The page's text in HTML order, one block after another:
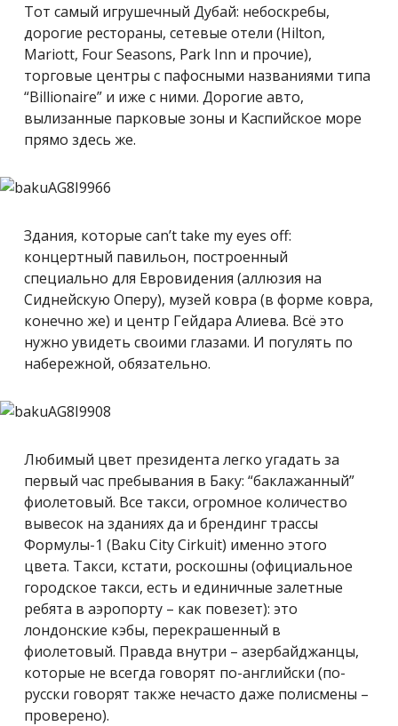
Тот самый игрушечный Дубай: небоскребы,
дорогие рестораны, сетевые отели (Hilton,
Mariott, Four Seasons, Park Inn и прочие),
торговые центры с пафосными названиями типа
“Billionaire” и иже с ними. Дорогие авто,
вылизанные парковые зоны и Каспийское море
прямо здесь же.
Здания, которые can’t take my eyes off:
концертный павильон, построенный
специально для Евровидения (аллюзия на
Сиднейскую Оперу), музей ковра (в форме ковра,
конечно же) и центр Гейдара Алиева. Всё это
нужно увидеть своими глазами. И погулять по
набережной, обязательно.
Любимый цвет президента легко угадать за
первый час пребывания в Баку: “баклажанный”
фиолетовый. Все такси, огромное количество
вывесок на зданиях да и брендинг трассы
Формулы-1 (Baku City Cirkuit) именно этого
цвета. Такси, кстати, роскошны (официальное
городское такси, есть и единичные залетные
ребята в аэропорту – как повезет): это
лондонские кэбы, перекрашенный в
фиолетовый. Правда внутри – азербайджанцы,
которые не всегда говорят по-английски (по-
русски говорят также нечасто даже полисмены –
проверено).